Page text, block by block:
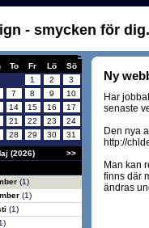
- smycken för
To Fr Lö
Sö
1
2
3
7 8 9
10
14 15 16
17
21 22 23
24
28 29 30 31
(2026)
>>
(1)
(1)
(1)
Ny
Har
senaste
Den nya
http://
Man kan
finns där
ändras